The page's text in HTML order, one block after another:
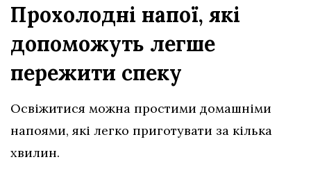
Прохолодні напої, які
допоможуть легше
пережити спеку
Освіжитися можна простими домашніми
напоями, які легко приготувати за кілька
хвилин.